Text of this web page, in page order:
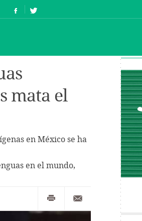
mata el
en México se ha
en el mundo,